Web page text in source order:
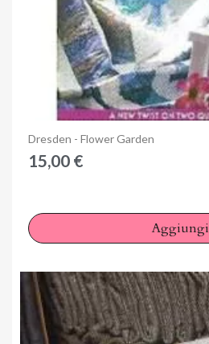
Anteprima
Dresden - Flower Garden
15,00 €
Aggiungi